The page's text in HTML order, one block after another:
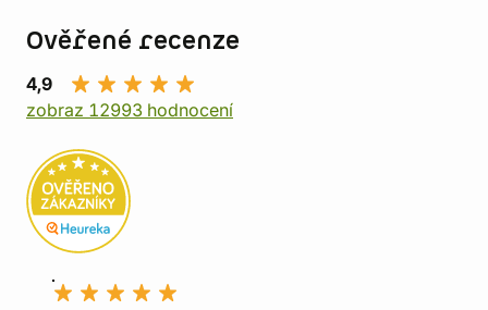
Ověřené recenze
4,9
zobraz 12993 hodnocení